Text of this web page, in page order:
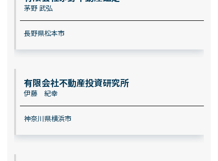
茅野 武弘
長野県松本市
有限会社不動産投資研究所
伊藤 紀幸
神奈川県横浜市